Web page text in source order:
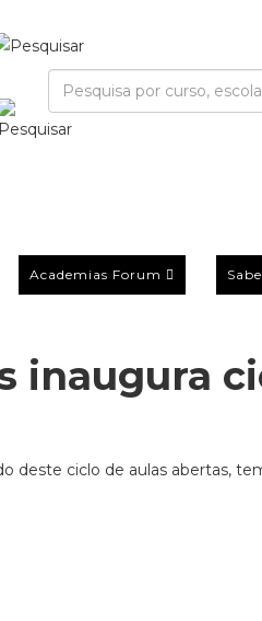
Academias Forum
inaugura
deste ciclo de aulas abertas,